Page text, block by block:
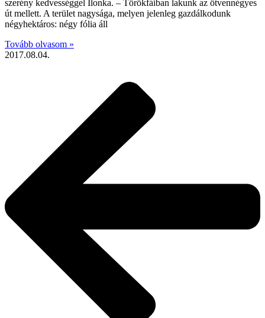
szerény kedvességgel Ilonka. – Törökfáiban lakunk az ötvennégyes
út mellett. A terület nagysága, melyen jelenleg gazdálkodunk
négyhektáros: négy fólia áll
Tovább olvasom »
2017.08.04.